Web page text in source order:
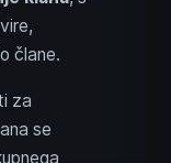
člane.
za
se